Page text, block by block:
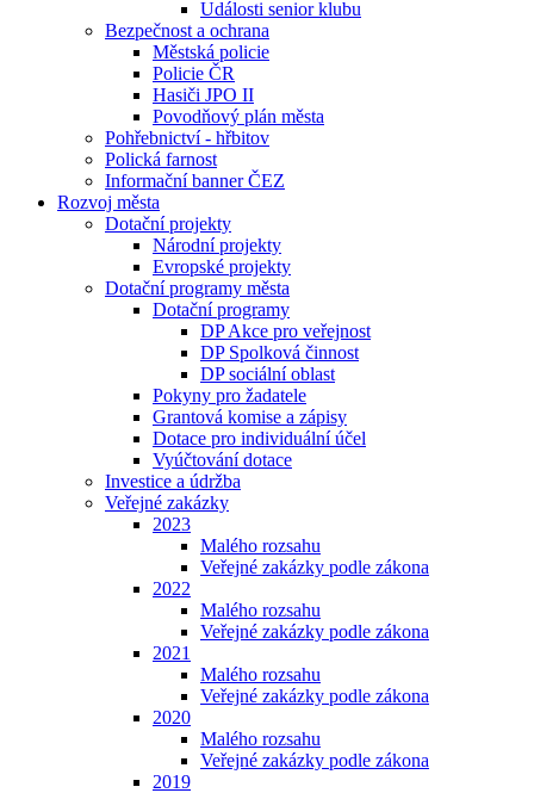
Události senior klubu
Bezpečnost a ochrana
Městská policie
Policie ČR
Hasiči JPO II
Povodňový plán města
Pohřebnictví - hřbitov
Polická farnost
Informační banner ČEZ
Rozvoj města
Dotační projekty
Národní projekty
Evropské projekty
Dotační programy města
Dotační programy
DP Akce pro veřejnost
DP Spolková činnost
DP sociální oblast
Pokyny pro žadatele
Grantová komise a zápisy
Dotace pro individuální účel
Vyúčtování dotace
Investice a údržba
Veřejné zakázky
2023
Malého rozsahu
Veřejné zakázky podle zákona
2022
Malého rozsahu
Veřejné zakázky podle zákona
2021
Malého rozsahu
Veřejné zakázky podle zákona
2020
Malého rozsahu
Veřejné zakázky podle zákona
2019